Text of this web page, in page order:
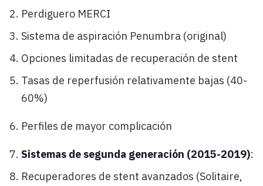
Perdiguero MERCI
Sistema de aspiración Penumbra (original)
Opciones limitadas de recuperación de stent
Tasas de reperfusión relativamente bajas (40-
60%)
Perfiles de mayor complicación
Sistemas de segunda generación (2015-2019):
Recuperadores de stent avanzados (Solitaire,